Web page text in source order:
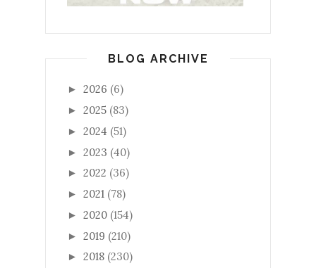
BLOG ARCHIVE
► 2026 (6)
► 2025 (83)
► 2024 (51)
► 2023 (40)
► 2022 (36)
► 2021 (78)
► 2020 (154)
► 2019 (210)
► 2018 (230)